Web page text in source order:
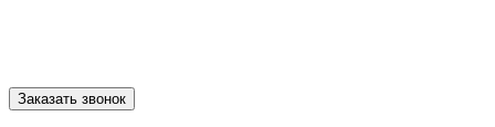
Заказать звонок